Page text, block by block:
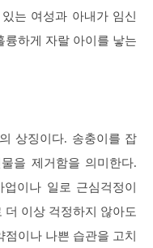
는 여성과 아내가 임신
륭하게 자랄 아이를 낳는
상징이다. 송충이를 잡
을 제거함을 의미한다.
이나 일로 근심걱정이
이상 걱정하지 않아도
이나 나쁜 습관을 고치